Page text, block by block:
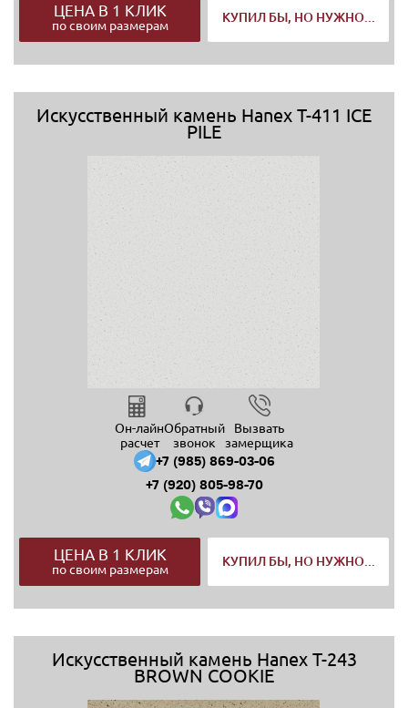
ЦЕНА В 1 КЛИК
по своим размерам
КУПИЛ БЫ, НО НУЖНО...
Искусственный камень Hanex T-411 ICE
PILE
Он-лайн
расчет
Обратный
звонок
Вызвать
замерщика
+7 (985) 869-03-06
+7 (920) 805-98-70
ЦЕНА В 1 КЛИК
по своим размерам
КУПИЛ БЫ, НО НУЖНО...
Искусственный камень Hanex T-243
BROWN COOKIE